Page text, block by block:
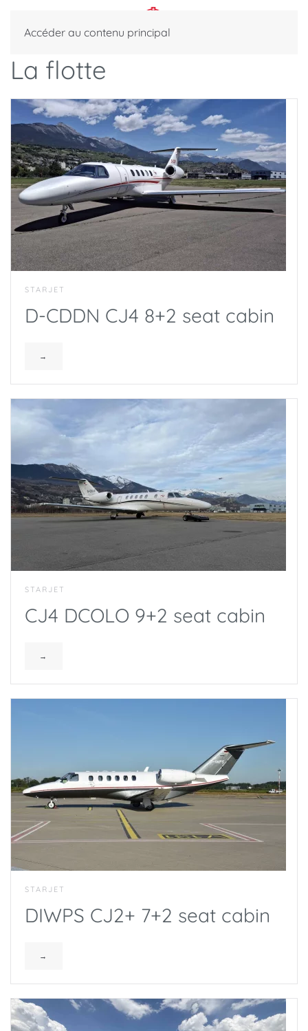
Accéder au contenu principal
La flotte
STARJET
D-CDDN CJ4 8+2 seat cabin
→
STARJET
CJ4 DCOLO 9+2 seat cabin
→
STARJET
DIWPS CJ2+ 7+2 seat cabin
→